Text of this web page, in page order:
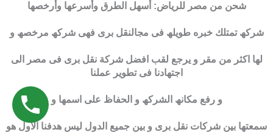
شحن من مصر للرياض: أسهل الطرق وأسرعها وأرخصها
شركھ تمتلك خبره طویلھ فى مجالنقل برى فھى شركھ مرخصھ و
لھا اكثر من مقر و یرجع لقب افضل شركة نقل برى فى مصر الى
اجتھادنا فى تطویر عملنا
و رفع مكانھ الشركھ و الحفاظ على اسمھا و
سمعتھا بین شركات نقل برى و بین جمیع الدول لیس ھدفنا الاول ھو